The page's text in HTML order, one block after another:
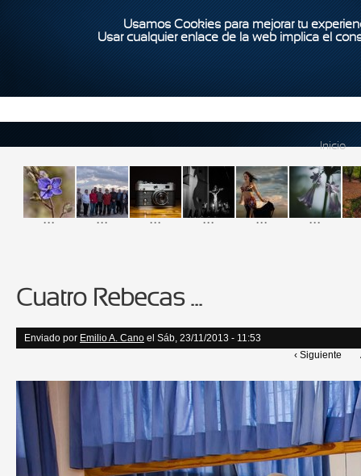
Usamos Cookies para mejorar tu
Usar cualquier enlace de la web implica el
Inicio
... ... ... ... ... ...
Cuatro Rebecas ...
Enviado por Emilio A. Cano el Sáb, 23/11/2013 - 11:53
‹ Siguiente